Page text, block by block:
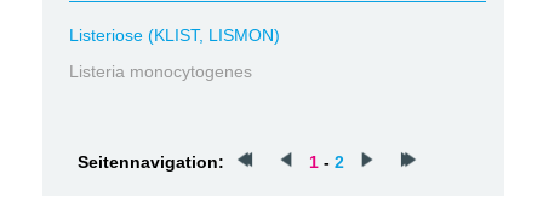
Listeriose (KLIST, LISMON)
Listeria monocytogenes
Seitennavigation: 1 - 2